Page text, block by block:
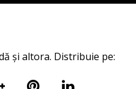
și altora. Distribuie pe: